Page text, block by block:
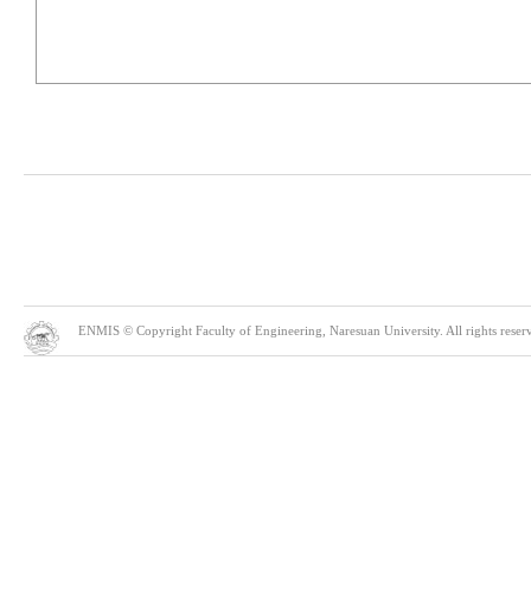
ENMIS © Copyright Faculty of Engineering, Naresuan University. All rights